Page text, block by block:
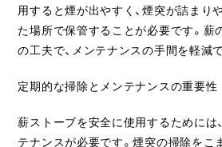
用すると煙が出やすく、煙突が詰まり
た場所で保管することが必要です。薪
の工夫で、メンテナンスの手間を軽減
定期的な掃除とメンテナンスの重要性
薪ストーブを安全に使用するためには
テナンスが必要です。煙突の掃除をこ